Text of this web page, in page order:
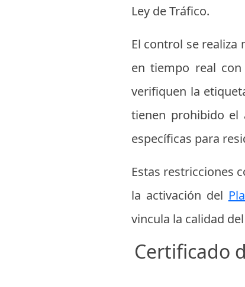
Ley de Tráfico.
El control se
en tiempo real
verifiquen la
tienen prohibido el
específicas para
Estas restricciones
la activación del
vincula la calidad
Certificado